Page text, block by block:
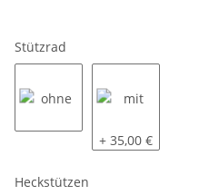
Stützrad
mit
+ 35,00 €
Heckstützen